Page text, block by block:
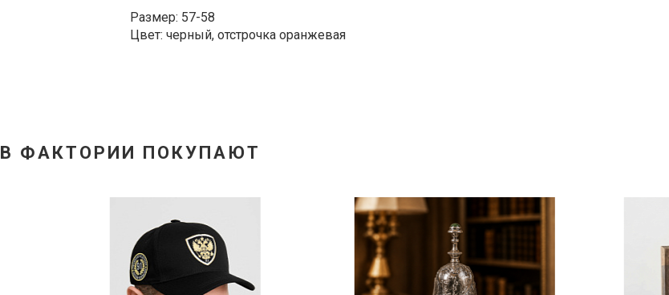
Размер: 57-58
Цвет: черный, отстрочка оранжевая
В ФАКТОРИИ ПОКУПАЮТ